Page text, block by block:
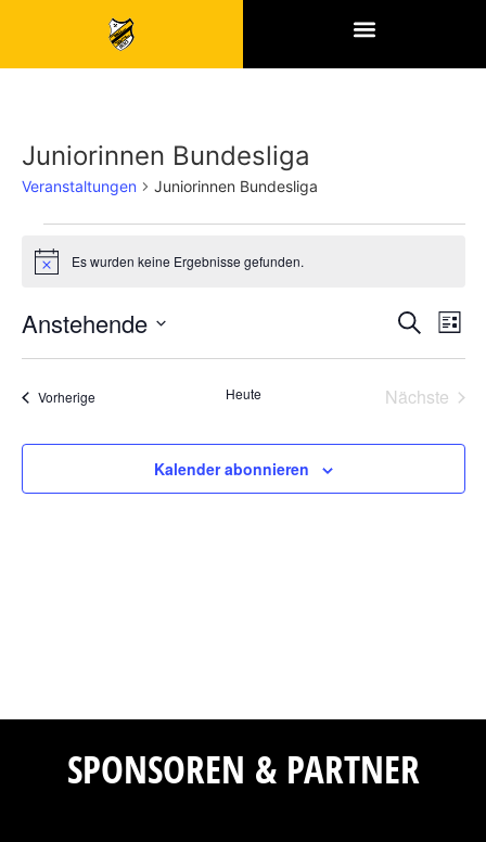
Juniorinnen Bundesliga
Veranstaltungen Juniorinnen Bundesliga
HinweisEs wurden keine Ergebnisse gefunden.
und
SucheListe
Anstehende
wählen.
VorherigeVeranstaltungen Heute Nächste
Kalender abonnieren
SPONSOREN & PARTNER